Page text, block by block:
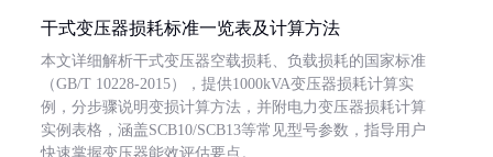
干式变压器损耗标准一览表及计算方法
本文详细解析干式变压器空载损耗、负载损耗的国家标准
（GB/T 10228-2015），提供1000kVA变压器损耗计算实
例，分步骤说明变损计算方法，并附电力变压器损耗计算
实例表格，涵盖SCB10/SCB13等常见型号参数，指导用户
快速掌握变压器能效评估要点。